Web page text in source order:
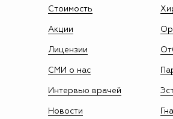
Стоимость
Акции
Лицензии
СМИ о нас
Интервью врачей
Новости